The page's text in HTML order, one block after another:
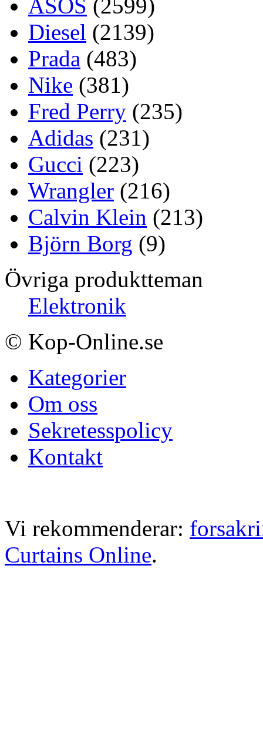
ASOS (2599)
Diesel (2139)
Prada (483)
Nike (381)
Fred Perry (235)
Adidas (231)
Gucci (223)
Wrangler (216)
Calvin Klein (213)
Björn Borg (9)
Övriga produktteman
Elektronik
© Kop-Online.se
Kategorier
Om oss
Sekretesspolicy
Kontakt
Vi rekommenderar:
Curtains Online.